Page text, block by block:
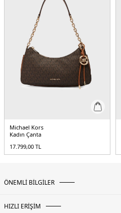
Michael Kors
Kadın Çanta
17.799,00 TL
ÖNEMLİ BİLGİLER
HIZLI ERİŞİM